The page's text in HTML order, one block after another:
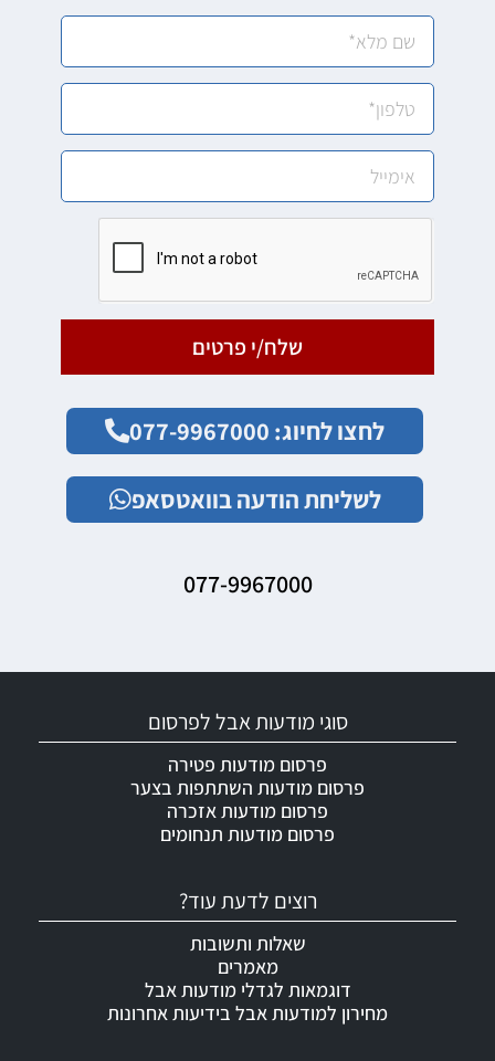
שלח/י פרטים
לחצו לחיוג: 077-9967000
לשליחת הודעה בוואטסאפ
077-9967000
רוצים לדעת עוד?
שאלות ותשובות
מאמרים
דוגמאות לגדלי מודעות אבל
מחירון למודעות אבל בידיעות אחרונות
סוגי מודעות אבל לפרסום
פרסום מודעות פטירה
פרסום מודעות השתתפות בצער
פרסום מודעות אזכרה
פרסום מודעות תנחומים